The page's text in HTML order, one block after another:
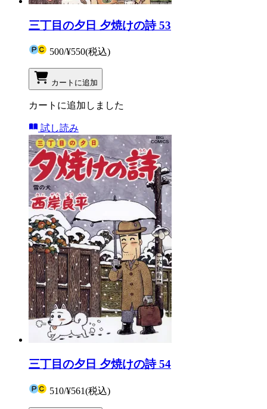
三丁目の夕日 夕焼けの詩 53
500/¥550(税込)
カートに追加
カートに追加しました
試し読み
三丁目の夕日 夕焼けの詩 54
510/¥561(税込)